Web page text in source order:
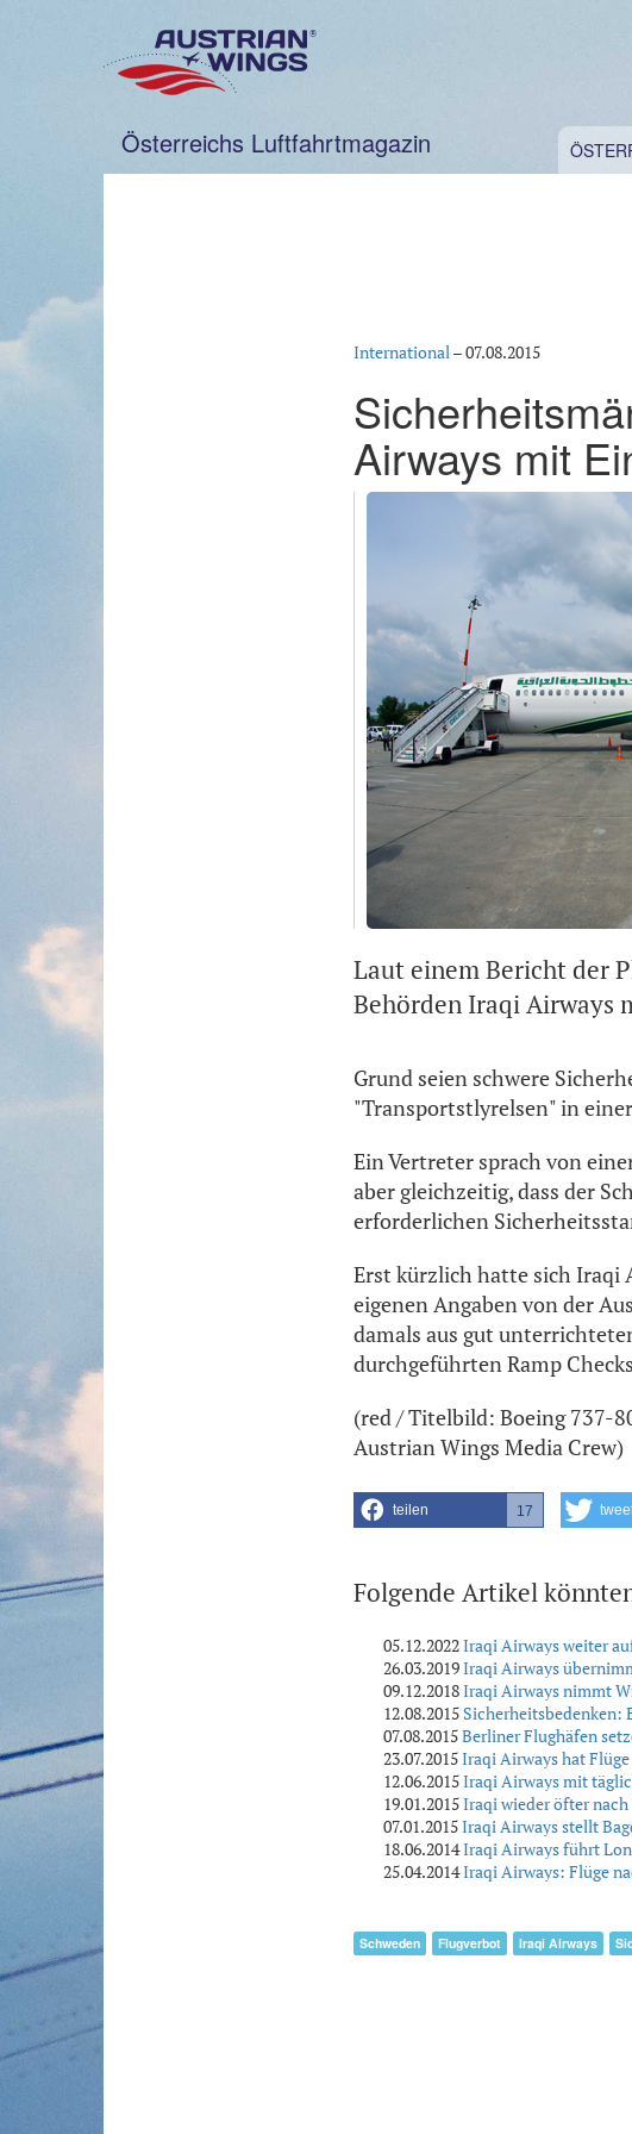
Österreichs Luftfahrtmagazin
International–07.08.2015
Airways mit
Laut einem Bericht der
Behörden Iraqi Airways
Grund seien schwere
"Transportstlyrelsen" in
Ein Vertreter sprach von
aber gleichzeitig, dass der
erforderlichen
Erst kürzlich hatte sich Iraqi
eigenen Angaben von der
damals aus gut
durchgeführten Ramp
(red / Titelbild: Boeing 737-
Austrian Wings Media Crew)
teilen 17
Folgende Artikel
05.12.2022Iraqi Airways weiter
26.03.2019Iraqi Airways
09.12.2018Iraqi Airways nimmt
12.08.2015 Sicherheitsbedenken:
07.08.2015Berliner Flughäfen
23.07.2015Iraqi Airways hat
12.06.2015Iraqi Airways mit
19.01.2015Iraqi wieder öfter nach
07.01.2015Iraqi Airways stellt
18.06.2014Iraqi Airways führt
25.04.2014Iraqi Airways: Flüge
Schweden Flugverbot Iraqi Airways